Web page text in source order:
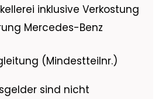
inklusive Verkostung
Mercedes-Benz
(Mindestteilnr.)
sind nicht